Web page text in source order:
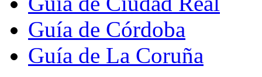
Guía de Córdoba
Guía de La Coruña